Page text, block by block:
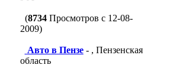
(8734Просмотров с 12-08-
2009)
Авто в Пензе- , Пензенская
область